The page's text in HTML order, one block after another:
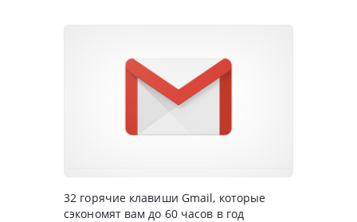
32 горячие клавиши Gmail, которые
сэкономят вам до 60 часов в год